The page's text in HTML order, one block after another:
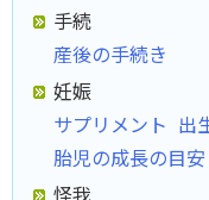
手続
産後の手続き
妊娠
サプリメント 出
胎児の成長の目安